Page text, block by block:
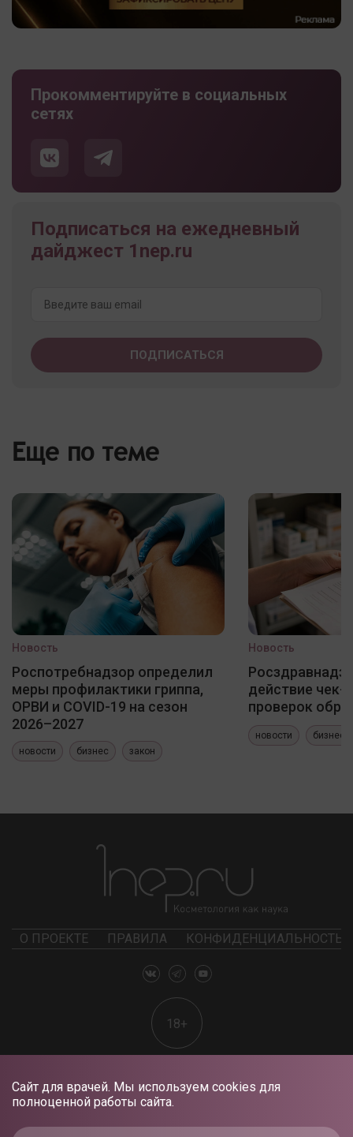
Сайт для врачей. Мы используем cookies для
полноценной работы сайта.
Прокомментируйте в социальных
сетях
Подписаться на ежедневный
дайджест 1nep.ru
Еще по теме
Новость
Роспотребнадзор определил
меры профилактики гриппа,
ОРВИ и COVID-19 на сезон
2026–2027
новости бизнес закон
Новость
действие чек-
проверок
новости бизнес
О ПРОЕКТЕ ПРАВИЛА КОНФИДЕНЦИАЛЬНОСТЬ
18+